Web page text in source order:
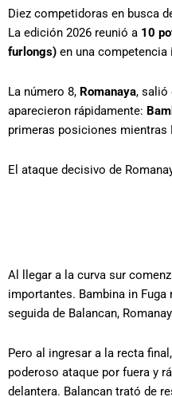
Diez competidoras en busca
La edición 2026 reunió a 10
furlongs) en una competencia
La número 8, Romanaya, salió
aparecieron rápidamente:
primeras posiciones mientras
El ataque decisivo de
Al llegar a la curva sur
importantes. Bambina in
seguida de Balancan,
Pero al ingresar a la recta
poderoso ataque por fuera y
delantera. Balancan trató de